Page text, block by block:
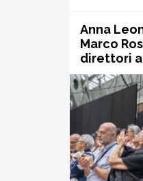
Anna
Marco
direttori